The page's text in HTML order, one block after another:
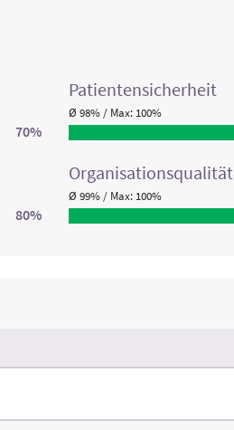
70%
Patienten­sicherheit
Ø 98% / Max: 100%
80%
Organisations­qualität
Ø 99% / Max: 100%